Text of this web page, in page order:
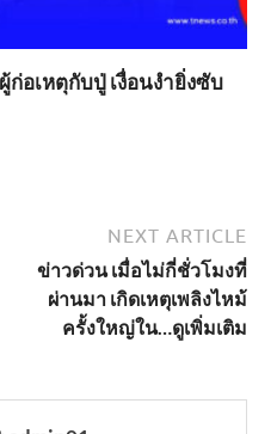
อเหตุกับปู่ เงื่อนงำยิ่งซับ
NEXT ARTICLE
ข่าวด่วน เมื่อไม่กี่ชั่วโมงที่
ผ่านมา เกิดเหตุเพลิงไหม้
ครั้งใหญ่ใน…ดูเพิ่มเติม